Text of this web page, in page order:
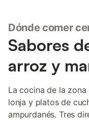
Dónde comer
Sabores
arroz y
La cocina de la
lonja y platos de
ampurdanés. Tres